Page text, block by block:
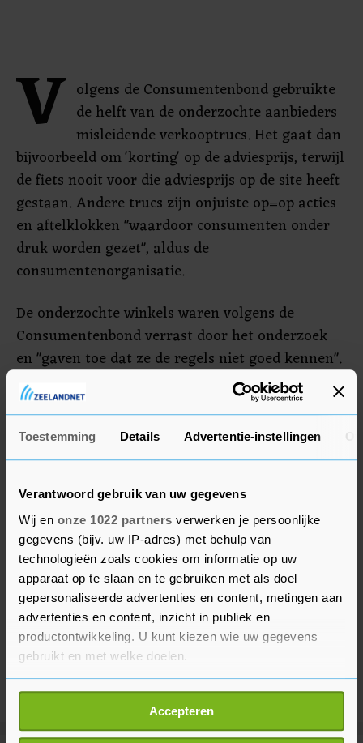
Toestemming Details Advertentie-instellingen
Verantwoord gebruik van uw gegevens
Wij en onze 1022 partners verwerken je persoonlijke
gegevens (bijv. uw IP-adres) met behulp van
technologieën zoals cookies om informatie op uw
apparaat op te slaan en te gebruiken met als doel
gepersonaliseerde advertenties en content, metingen aan
advertenties en content, inzicht in publiek en
productontwikkeling. U kunt kiezen wie uw gegevens
gebruikt en met welke doelen.
Als u het toestaat, willen we ook graag:
Informatie verzamelen over uw geografische
locatie, die tot een paar meter nauwkeurig kan zijn
Accepteren
V olgens de Consumentenbond gebruikte
de helft van de onderzochte aanbieders
misleidende verkooptrucs. Het gaat dan
bijvoorbeeld om 'korting' op de adviesprijs, terwijl
de fiets nooit voor die adviesprijs op de site heeft
gestaan. Andere trucs zijn onjuiste op=op acties
en aftelklokken "waardoor consumenten onder
druk worden gezet", aldus de
consumentenorganisatie.
De onderzochte winkels waren volgens de
Consumentenbond verrast door het onderzoek
en "gaven toe dat ze de regels niet goed kennen".
Verschillende aanbieders hebben inmiddels hun
advertenties aangepast, meldt de bond.